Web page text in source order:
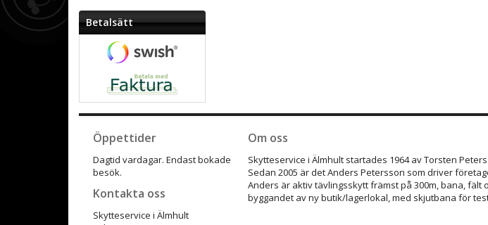
Betalsätt
Öppettider
Dagtid vardagar. Endast bokade
besök.
Kontakta oss
Skytteservice i Älmhult
Om oss
Skytteservice i Älmhult startades 1964 av Torsten
Sedan 2005 är det Anders Petersson som driver
Anders är aktiv tävlingsskytt främst på 300m, bana, fält
byggandet av ny butik/lagerlokal, med skjutbana för